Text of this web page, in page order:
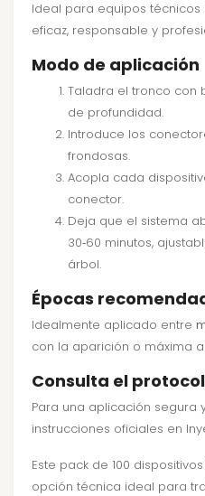
Ideal para equipos
eficaz, responsable y
Modo de aplicación
Taladra el tronco con
de profundidad.
Introduce los
frondosas.
Acopla cada
conector.
Deja que el sistema
30‑60 minutos,
árbol.
Épocas
Idealmente aplicado entre
con la aparición o máxima
Consulta el
Para una aplicación segura
instrucciones oficiales en
Este pack de 100
opción técnica ideal para